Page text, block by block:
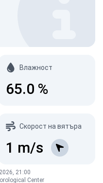
Влажност
65.0 %
Скорост на вятъра
1 m/s
21:00
Center